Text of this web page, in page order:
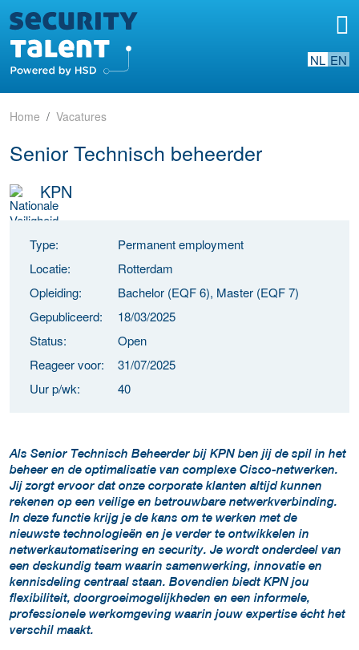
NL EN
Home Vacatures
Senior Technisch beheerder
KPN
Type:
Permanent employment
Locatie:
Rotterdam
Opleiding:
Bachelor (EQF 6), Master (EQF 7)
Gepubliceerd:
18/03/2025
Status:
Open
Reageer voor:
31/07/2025
Uur p/wk:
40
Als Senior Technisch Beheerder bij KPN ben jij de spil in het
beheer en de optimalisatie van complexe Cisco-netwerken.
Jij zorgt ervoor dat onze corporate klanten altijd kunnen
rekenen op een veilige en betrouwbare netwerkverbinding.
In deze functie krijg je de kans om te werken met de
nieuwste technologieën en je verder te ontwikkelen in
netwerkautomatisering en security. Je wordt onderdeel van
een deskundig team waarin samenwerking, innovatie en
kennisdeling centraal staan. Bovendien biedt KPN jou
flexibiliteit, doorgroeimogelijkheden en een informele,
professionele werkomgeving waarin jouw expertise écht het
verschil maakt.